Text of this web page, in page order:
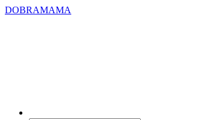
DOBRAMAMA